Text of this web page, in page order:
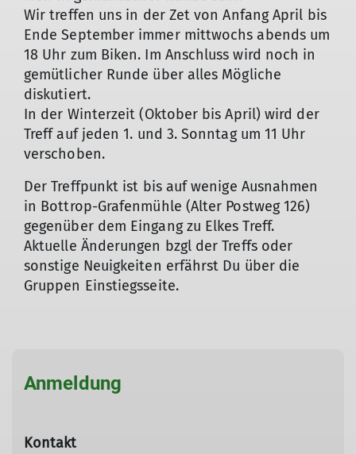
Wir treffen uns in der Zet von Anfang April bis
Ende September immer mittwochs abends um
18 Uhr zum Biken. Im Anschluss wird noch in
gemütlicher Runde über alles Mögliche
diskutiert.
In der Winterzeit (Oktober bis April) wird der
Treff auf jeden 1. und 3. Sonntag um 11 Uhr
verschoben.
Der Treffpunkt ist bis auf wenige Ausnahmen
in Bottrop-Grafenmühle (Alter Postweg 126)
gegenüber dem Eingang zu Elkes Treff.
Aktuelle Änderungen bzgl der Treffs oder
sonstige Neuigkeiten erfährst Du über die
Gruppen Einstiegsseite.
Anmeldung
Kontakt